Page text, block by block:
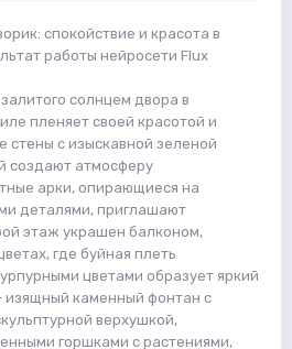
спокойствие и красота в
работы нейросети Flux
солнцем двора в
пленяет своей красотой и
стены с изыскавной зеленой
создают атмосферу
арки, опирающиеся на
деталями, приглашают
этаж украшен балконом,
где буйная плеть
цветами образует яркий
изящный каменный фонтан с
верхушкой,
горшками с растениями,